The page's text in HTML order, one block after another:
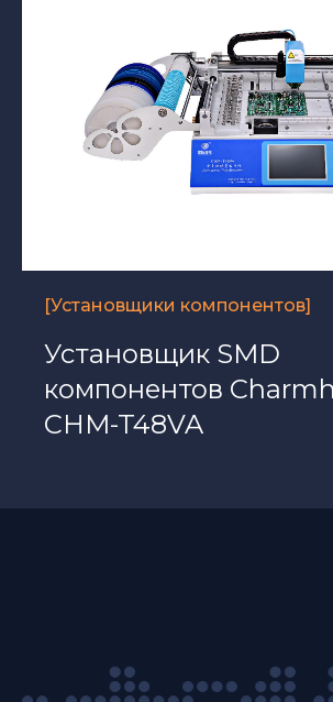
[Установщики компонентов]
Установщик SMD
компонентов
CHM-T48VA